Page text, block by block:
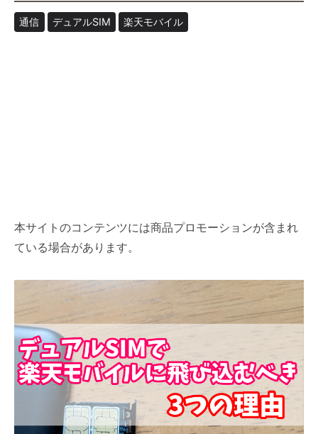
通信 デュアルSIM 楽天モバイル
本サイトのコンテンツには商品プロモーションが含まれ
ている場合があります。